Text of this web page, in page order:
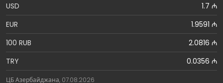
USD
1.7 ₼
EUR
1.9591 ₼
100 RUB
2.0816 ₼
TRY
0.0356 ₼
ЦБ Азербайджана, 07.08.2026